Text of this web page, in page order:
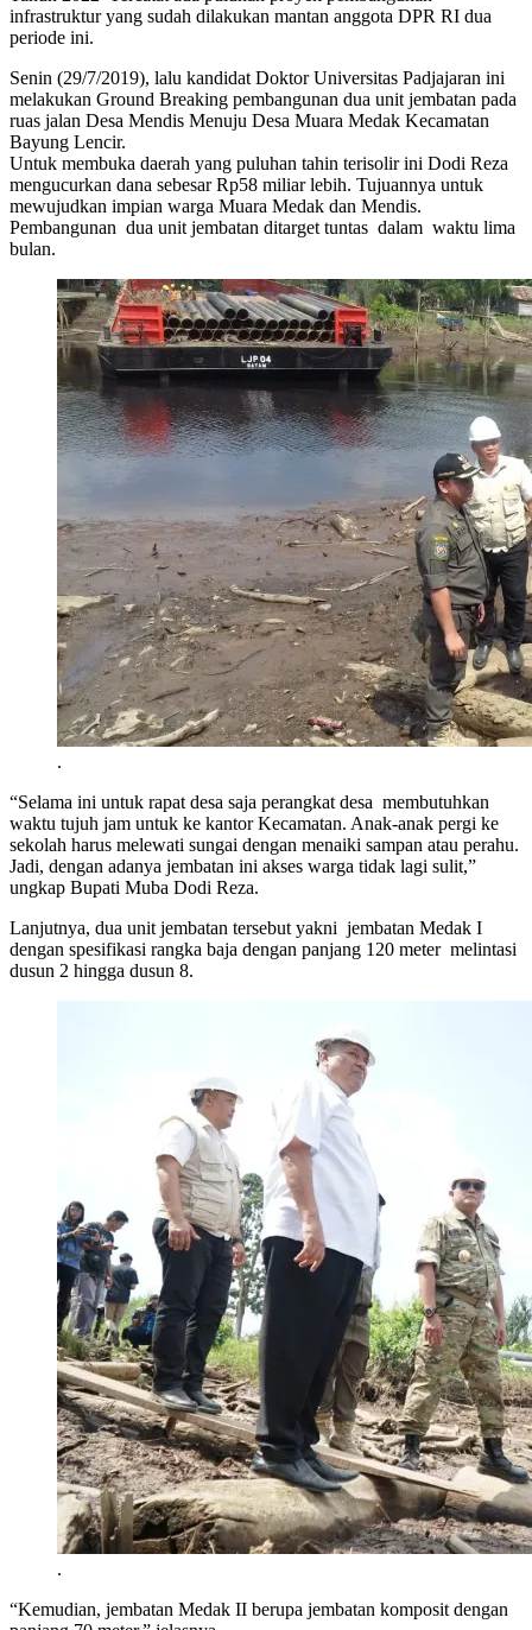
infrastruktur yang sudah dilakukan mantan anggota DPR RI dua
periode ini.
Senin (29/7/2019), lalu kandidat Doktor Universitas Padjajaran ini
melakukan Ground Breaking pembangunan dua unit jembatan pada
ruas jalan Desa Mendis Menuju Desa Muara Medak Kecamatan
Bayung Lencir.
Untuk membuka daerah yang puluhan tahin terisolir ini Dodi Reza
mengucurkan dana sebesar Rp58 miliar lebih. Tujuannya untuk
mewujudkan impian warga Muara Medak dan Mendis.
Pembangunan dua unit jembatan ditarget tuntas dalam waktu lima
bulan.
.
“Selama ini untuk rapat desa saja perangkat desa membutuhkan
waktu tujuh jam untuk ke kantor Kecamatan. Anak-anak pergi ke
sekolah harus melewati sungai dengan menaiki sampan atau perahu.
Jadi, dengan adanya jembatan ini akses warga tidak lagi sulit,”
ungkap Bupati Muba Dodi Reza.
Lanjutnya, dua unit jembatan tersebut yakni jembatan Medak I
dengan spesifikasi rangka baja dengan panjang 120 meter melintasi
dusun 2 hingga dusun 8.
.
“Kemudian, jembatan Medak II berupa jembatan komposit dengan